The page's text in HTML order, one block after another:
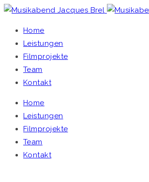
Home
Leistungen
Filmprojekte
Team
Kontakt
Home
Leistungen
Filmprojekte
Team
Kontakt